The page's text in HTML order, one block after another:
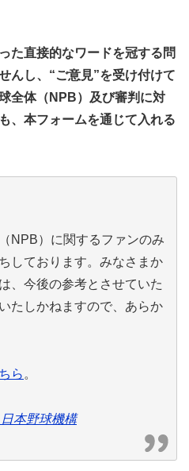
た直接的なワードを冠する問
んし、“ご意見”を受け付けて
全体（NPB）及び審判に対
、本フォームを通じて入れる
NPB）に関するファンのみ
しております。みなさまか
、今後の参考とさせていた
たしかねますので、あらか
ら 。
本野球機構